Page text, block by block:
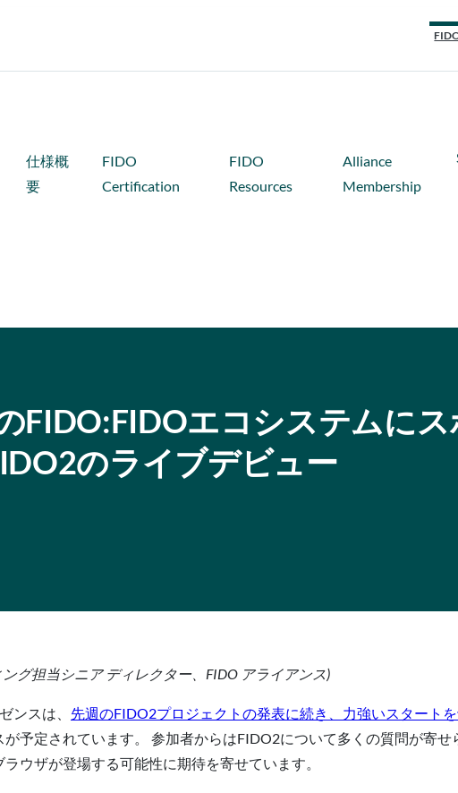
仕様概
要
FIDO
Certification
FIDO
Resources
Alliance
Membership
FIDO:FIDOエコシステムに
のライブデビュー
ング担当シニア ディレクター、FIDO アライアンス)
ンスは、 先週のFIDO2プロジェクトの発表に続き、力強いスタート
予定されています。 参加者からはFIDO2について多くの質問が寄
ウザが登場する可能性に期待を寄せています。